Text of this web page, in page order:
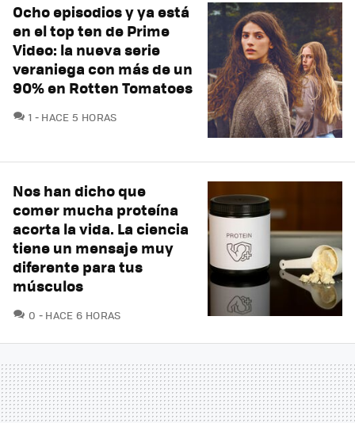
Ocho episodios y ya está
en el top ten de Prime
Video: la nueva serie
veraniega con más de un
90% en Rotten Tomatoes
1 COMENTARIOS
HACE 5 HORAS
Nos han dicho que
comer mucha proteína
acorta la vida. La ciencia
tiene un mensaje muy
diferente para tus
músculos
0 COMENTARIOS
HACE 6 HORAS